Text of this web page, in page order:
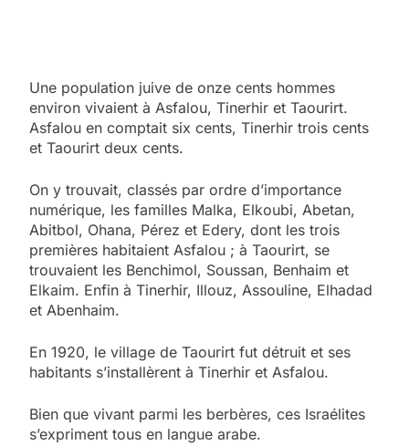
Une population juive de onze cents hommes
environ vivaient à Asfalou, Tinerhir et Taourirt.
Asfalou en comptait six cents, Tinerhir trois cents
et Taourirt deux cents.
On y trouvait, classés par ordre d’importance
numérique, les familles Malka, Elkoubi, Abetan,
Abitbol, Ohana, Pérez et Edery, dont les trois
premières habitaient Asfalou ; à Taourirt, se
trouvaient les Benchimol, Soussan, Benhaim et
Elkaim. Enfin à Tinerhir, Illouz, Assouline, Elhadad
et Abenhaim.
En 1920, le village de Taourirt fut détruit et ses
habitants s’installèrent à Tinerhir et Asfalou.
Bien que vivant parmi les berbères, ces Israélites
s’expriment tous en langue arabe.